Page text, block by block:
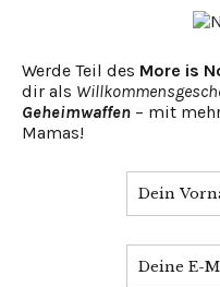
Werde Teil des More is
dir als
Geheimwaffen – mit
Mamas!